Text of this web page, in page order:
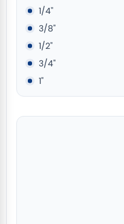
1/4"
3/8"
1/2"
3/4"
1"